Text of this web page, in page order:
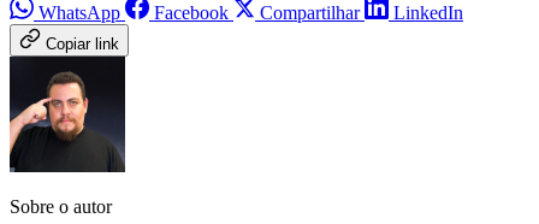
WhatsApp Facebook Compartilhar LinkedIn
Copiar link
Sobre o autor